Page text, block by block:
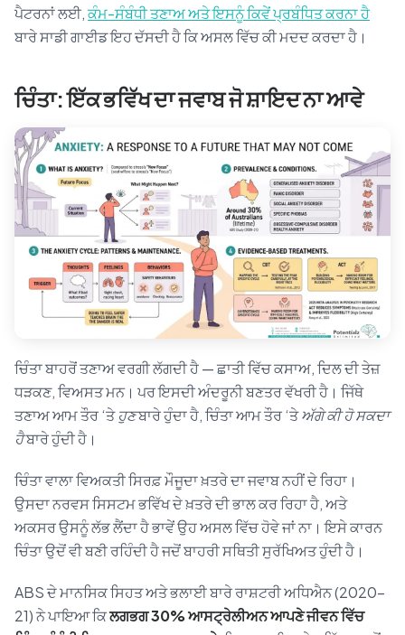
ਪੈਟਰਨਾਂ ਲਈ,ਕੰਮ-ਸੰਬੰਧੀ ਤਣਾਅ ਅਤੇ ਇਸਨੂੰ ਕਿਵੇਂ ਪ੍ਰਬੰਧਿਤ ਕਰਨਾ ਹੈ
ਬਾਰੇ ਸਾਡੀ ਗਾਈਡ ਇਹ ਦੱਸਦੀ ਹੈ ਕਿ ਅਸਲ ਵਿੱਚ ਕੀ ਮਦਦ ਕਰਦਾ ਹੈ।
ਚਿੰਤਾ: ਇੱਕ ਭਵਿੱਖ ਦਾ ਜਵਾਬ ਜੋ ਸ਼ਾਇਦ ਨਾ ਆਵੇ
ਚਿੰਤਾ ਬਾਹਰੋਂ ਤਣਾਅ ਵਰਗੀ ਲੱਗਦੀ ਹੈ — ਛਾਤੀ ਵਿੱਚ ਕਸਾਅ, ਦਿਲ ਦੀ ਤੇਜ਼
ਧੜਕਣ, ਵਿਅਸਤ ਮਨ। ਪਰ ਇਸਦੀ ਅੰਦਰੂਨੀ ਬਣਤਰ ਵੱਖਰੀ ਹੈ। ਜਿੱਥੇ
ਤਣਾਅ ਆਮ ਤੌਰ ‘ਤੇਹੁਣਬਾਰੇ ਹੁੰਦਾ ਹੈ, ਚਿੰਤਾ ਆਮ ਤੌਰ ‘ਤੇਅੱਗੇ ਕੀ ਹੋ ਸਕਦਾ
ਹੈਬਾਰੇ ਹੁੰਦੀ ਹੈ।
ਚਿੰਤਾ ਵਾਲਾ ਵਿਅਕਤੀ ਸਿਰਫ਼ ਮੌਜੂਦਾ ਖ਼ਤਰੇ ਦਾ ਜਵਾਬ ਨਹੀਂ ਦੇ ਰਿਹਾ।
ਉਸਦਾ ਨਰਵਸ ਸਿਸਟਮ ਭਵਿੱਖ ਦੇ ਖ਼ਤਰੇ ਦੀ ਭਾਲ ਕਰ ਰਿਹਾ ਹੈ, ਅਤੇ
ਅਕਸਰ ਉਸਨੂੰ ਲੱਭ ਲੈਂਦਾ ਹੈ ਭਾਵੇਂ ਉਹ ਅਸਲ ਵਿੱਚ ਹੋਵੇ ਜਾਂ ਨਾ। ਇਸੇ ਕਾਰਨ
ਚਿੰਤਾ ਉਦੋਂ ਵੀ ਬਣੀ ਰਹਿੰਦੀ ਹੈ ਜਦੋਂ ਬਾਹਰੀ ਸਥਿਤੀ ਸੁਰੱਖਿਅਤ ਹੁੰਦੀ ਹੈ।
ABS ਦੇ ਮਾਨਸਿਕ ਸਿਹਤ ਅਤੇ ਭਲਾਈ ਬਾਰੇ ਰਾਸ਼ਟਰੀ ਅਧਿਐਨ (2020–
21) ਨੇ ਪਾਇਆ ਕਿਲਗਭਗ 30% ਆਸਟ੍ਰੇਲੀਅਨ ਆਪਣੇ ਜੀਵਨ ਵਿੱਚ